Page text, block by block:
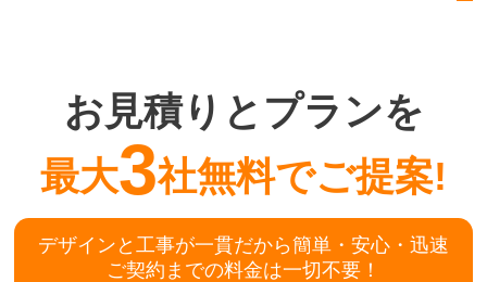
お見積りとプランを
最大3社無料でご提案!
デザインと工事が一貫だから簡単・安心・迅速
ご契約までの料金は一切不要！